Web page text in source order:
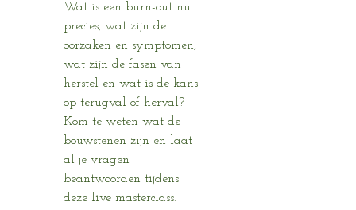
Wat is een burn-out nu
precies, wat zijn de
oorzaken en symptomen,
wat zijn de fasen van
herstel en wat is de kans
op terugval of herval?
Kom te weten wat de
bouwstenen zijn en laat
al je vragen
beantwoorden tijdens
deze live masterclass.